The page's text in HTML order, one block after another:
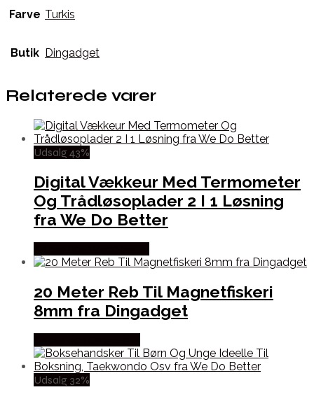
Farve Turkis
Butik Dingadget
Relaterede varer
Udsalg 43%
Digital Vækkeur Med Termometer
Og Trådløsoplader 2 I 1 Løsning
fra We Do Better
20 Meter Reb Til Magnetfiskeri
8mm fra Dingadget
Udsalg 32%